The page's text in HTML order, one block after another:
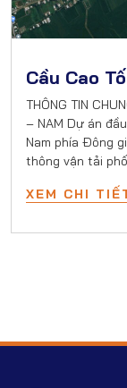
Cầu Cao
THÔNG TIN
– NAM Dự án
Nam phía Đông
thông vận tải
XEM CHI